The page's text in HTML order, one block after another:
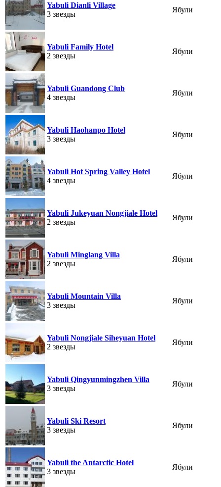
Yabuli Dianli Village
3 звезды
Ябули
Yabuli Family Hotel
2 звезды
Ябули
Yabuli Guandong Club
4 звезды
Ябули
Yabuli Haohanpo Hotel
3 звезды
Ябули
Yabuli Hot Spring Valley Hotel
4 звезды
Ябули
Yabuli Jukeyuan Nongjiale Hotel
2 звезды
Ябули
Yabuli Minglang Villa
2 звезды
Ябули
Yabuli Mountain Villa
3 звезды
Ябули
Yabuli Nongjiale Siheyuan Hotel
2 звезды
Ябули
Yabuli Qingyunmingzhen Villa
3 звезды
Ябули
Yabuli Ski Resort
3 звезды
Ябули
Yabuli the Antarctic Hotel
3 звезды
Ябули